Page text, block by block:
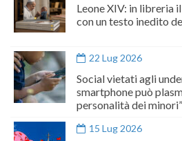
Leone XIV: in libreria
con un testo inedito
22 Lug 2026
Social vietati agli
smartphone può
personalità dei minori”
15 Lug 2026